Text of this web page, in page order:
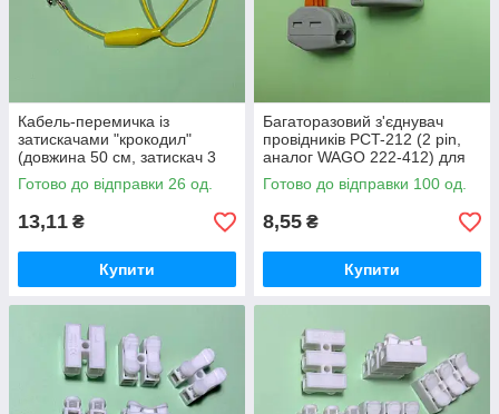
Кабель-перемичка із
затискачами "крокодил"
(довжина 50 см, затискач 3
см) для електротехнічних
робіт
Готово до відправки 26 од.
13,11 ₴
Купити
Багаторазовий з'єднувач
провідників PCT-212 (2 pin,
аналог WAGO 222-412) для
електромонтажу
Готово до відправки 100 од.
8,55 ₴
Купити